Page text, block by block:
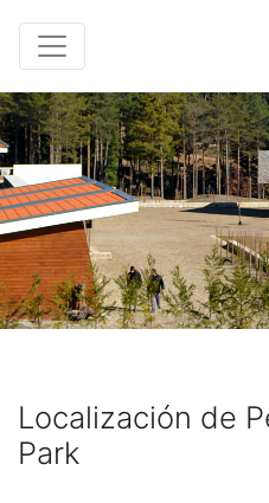
Localización de
Park